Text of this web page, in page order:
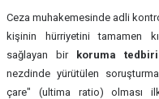
Ceza muhakemesinde adli
kişinin hürriyetini tamamen
sağlayan bir
koruma
nezdinde yürütülen
çare" (ultima ratio) olması